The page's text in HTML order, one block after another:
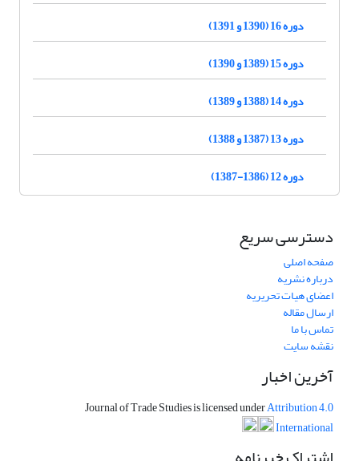
دوره 16 (1390 و 1391)
دوره 15 (1389 و 1390)
دوره 14 (1388 و 1389)
دوره 13 (1387 و 1388)
دوره 12 (1386-1387)
دسترسی سریع
صفحه اصلی
درباره نشریه
اعضای هیات تحریریه
ارسال مقاله
تماس با ما
نقشه سایت
آخرین اخبار
Journal of Trade Studies is licensed underAttribution 4.0
International